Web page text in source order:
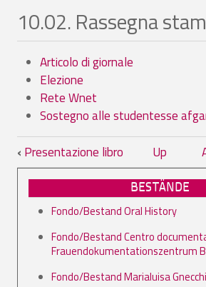
10.02. Rassegna
Articolo di giornale
Elezione
Rete Wnet
Sostegno alle studentesse
Book traversal links for
‹ Presentazione libro Up
BESTÄNDE
Fondo/Bestand Oral History
Fondo/Bestand Centro
Frauendokumentationszentrum
Fondo/Bestand Marialuisa Gnecchi